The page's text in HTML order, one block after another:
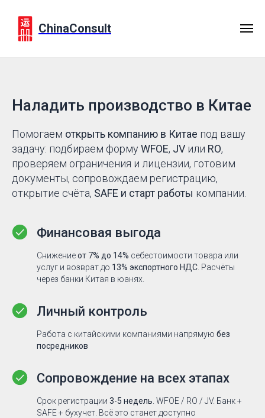
ChinaConsult
Наладить производство в Китае
Помогаем открыть компанию в Китае под вашу
задачу: подбираем формуWFOE, JV или RO,
проверяем ограничения и лицензии, готовим
документы, сопровождаем регистрацию,
открытие счёта, SAFE и старт работы компании.
Финансовая выгода
Снижениеот 7% до 14% себестоимости товара или
услуг и возврат до 13% экспортного НДС . Расчёты
через банки Китая в юанях.
Личный контроль
Работа с китайскими компаниями напрямую без
посредников
Сопровождение на всех этапах
Срок регистрации 3-5 недель . WFOE / RO / JV. Банк +
SAFE + бухучет. Всё это станет доступно